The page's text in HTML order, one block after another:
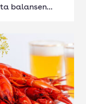
balansen...